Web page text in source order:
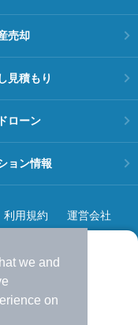
we and
on
た
ませんか？
検索
売却
見積もり
ローン
ョン情報
利用規約 運営会社